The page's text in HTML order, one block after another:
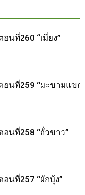
นที่260 “เมี่ยง”
อนที่259 “มะขามแขก”
นที่258 “ถั่วขาว”
นที่257 “ผักบุ้ง”